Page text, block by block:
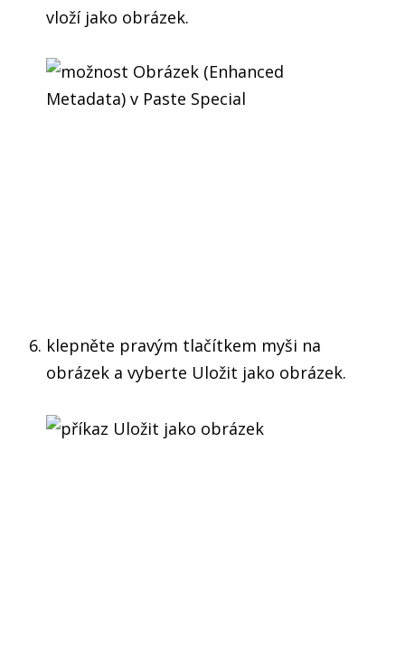
vloží jako obrázek.
klepněte pravým tlačítkem myši na
obrázek a vyberte Uložit jako obrázek.